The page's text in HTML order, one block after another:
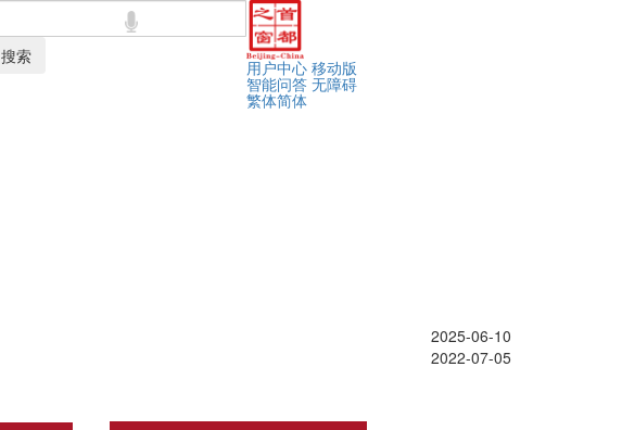
搜索
用户中心 移动版
智能问答 无障碍
繁体简体
2025-06-10
2022-07-05